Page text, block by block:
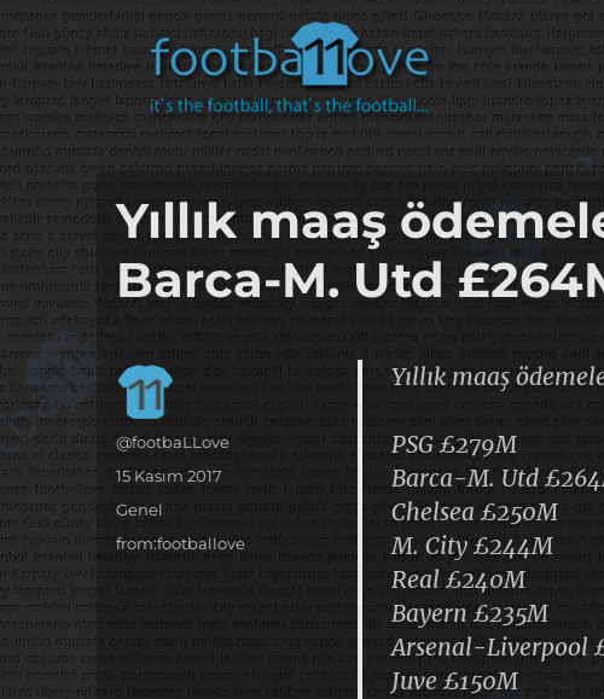
footbaLLove
it's the football, that's the football…
Yıllık maaş
Barca-M. Utd
Yıllık maaş
PSG £279M
Barca-M. Utd
Chelsea £250M
M. City £244M
Real £240M
Bayern £235M
Arsenal-Liverpool
Juve £150M
Yazar
@footbaLLove
Yayın
tarihi
15 Kasım 2017
Kategoriler
Genel
Etiketler
from:footballove